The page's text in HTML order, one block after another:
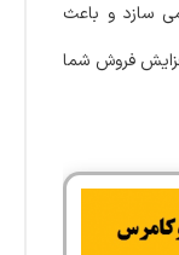
سازد و باعث
فروش شما